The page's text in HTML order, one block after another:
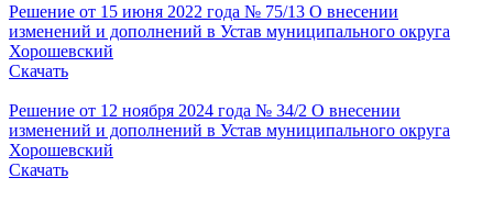
Решение от 15 июня 2022 года № 75/13 О внесении
изменений и дополнений в Устав муниципального округа
Хорошевский
Скачать
Решение от 12 ноября 2024 года № 34/2 О внесении
изменений и дополнений в Устав муниципального округа
Хорошевский
Скачать